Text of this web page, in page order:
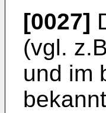
[0027]
(vgl.
und im